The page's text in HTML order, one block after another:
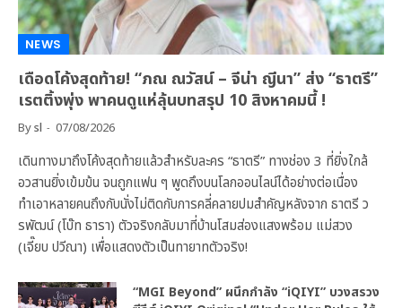
NEWS
เดือดโค้งสุดท้าย! “ภณ ณวัสน์ – จีน่า ญีนา” ส่ง “ธาตรี”
เรตติ้งพุ่ง พาคนดูแห่ลุ้นบทสรุป 10 สิงหาคมนี้ !
Bysl 07/08/2026
เดินทางมาถึงโค้งสุดท้ายแล้วสำหรับละคร “ธาตรี” ทางช่อง 3 ที่ยิ่งใกล้
อวสานยิ่งเข้มข้น จนถูกแฟน ๆ พูดถึงบนโลกออนไลน์ได้อย่างต่อเนื่อง
ทำเอาหลายคนถึงกับนั่งไม่ติดกับการคลี่คลายปมสำคัญหลังจาก ธาตรี ว
รพัฒน์ (โบ๊ท ธารา) ตัวจริงกลับมาที่บ้านโสมส่องแสงพร้อม แม่สวง
(เจี๊ยบ ปวีณา) เพื่อแสดงตัวเป็นทายาทตัวจริง!
“MGI Beyond” ผนึกกำลัง “iQIYI” บวงสรวง